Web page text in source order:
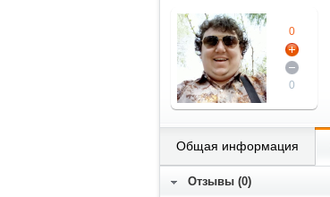
0
0
Общая информация
Отзывы (0)